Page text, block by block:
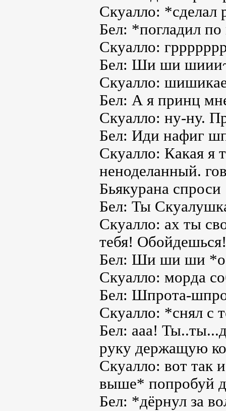
Скуалло: *сделал
Бел: *погладил
Скуалло:
Бел: Ши ши
Скуалло:
Бел: А я принц
Скуалло: ну-ну.
Бел: Иди нафиг
Скуалло: Какая
неноделанный.
Бьякурана спроси
Бел: Ты
Скуалло: ах ты
тебя! Обойдешься!
Бел: Ши ши ши
Скуалло: морда
Бел: Шпрота-
Скуалло: *снял с
Бел: ааа!
руку держащую
Скуалло: вот так
выше* попробуй
Бел: *дёрнул за